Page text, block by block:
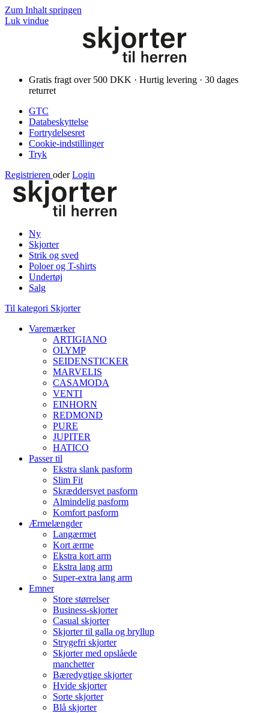
Zum Inhalt springen
Luk vindue
Gratis fragt over 500 DKK · Hurtig levering · 30 dages
returret
GTC
Databeskyttelse
Fortrydelsesret
Cookie-indstillinger
Tryk
Registrieren oder Login
Ny
Skjorter
Strik og sved
Poloer og T-shirts
Undertøj
Salg
Til kategori Skjorter
Varemærker
ARTIGIANO
OLYMP
SEIDENSTICKER
MARVELIS
CASAMODA
VENTI
EINHORN
REDMOND
PURE
JUPITER
HATICO
Passer til
Ekstra slank pasform
Slim Fit
Skræddersyet pasform
Almindelig pasform
Komfort pasform
Ærmelængder
Langærmet
Kort ærme
Ekstra kort arm
Ekstra lang arm
Super-extra lang arm
Emner
Store størrelser
Business-skjorter
Casual skjorter
Skjorter til galla og bryllup
Strygefri skjorter
Skjorter med opslåede
manchetter
Bæredygtige skjorter
Hvide skjorter
Sorte skjorter
Blå skjorter